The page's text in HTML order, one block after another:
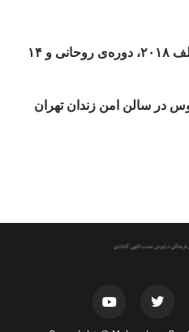
روند اعدام‌ها در ماه‌های مختلف ۲۰۱۸، دوره‌ی روحانی و ۱۴
در سالن امن زندان تهران